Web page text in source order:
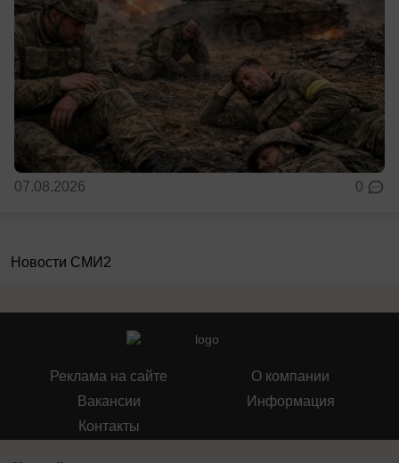
07.08.2026 0
Новости СМИ2
Реклама на сайте
Вакансии
Контакты
О компании
Информация